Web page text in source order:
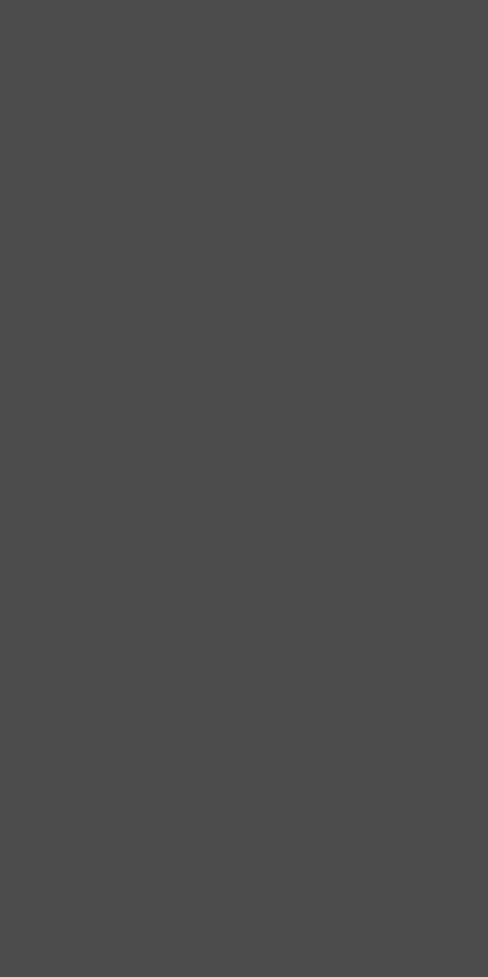
de ne pas utilisé de passivant Conforme à le
des armatures" Gâchage et application facilités